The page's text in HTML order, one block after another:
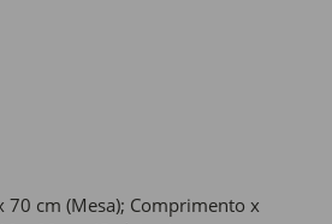
cm (Mesa); Comprimento x